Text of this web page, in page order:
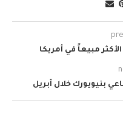
مبيعاً في أمريكا
بنيويورك خلال أبريل